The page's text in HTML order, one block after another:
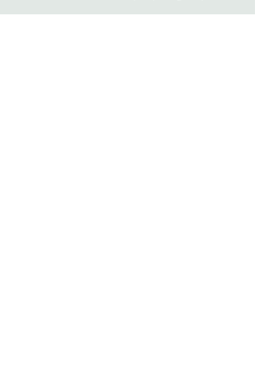
Slotsgade 12, 3480 Fredensborg